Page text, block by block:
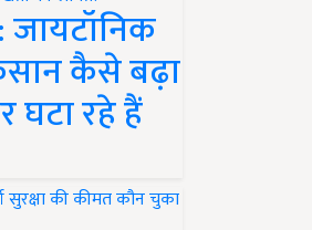
जायटॉनिक
कैसे बढ़ा
घटा रहे हैं